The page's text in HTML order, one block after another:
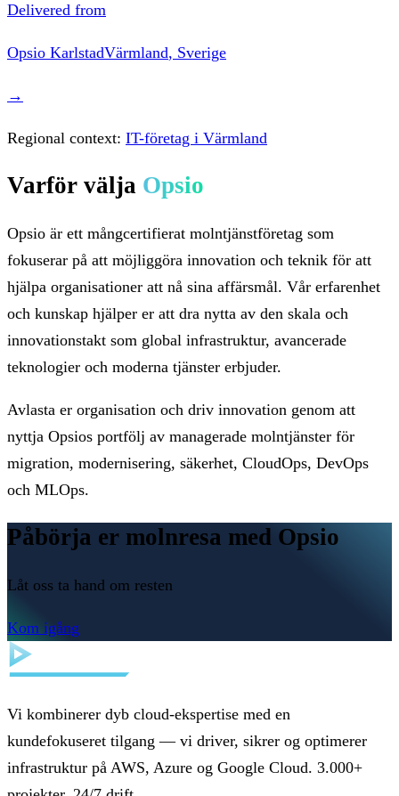
Delivered from
Opsio KarlstadVärmland, Sverige
→
Regional context: IT-företag i Värmland
Varför välja Opsio
Opsio är ett mångcertifierat molntjänstföretag som
fokuserar på att möjliggöra innovation och teknik för att
hjälpa organisationer att nå sina affärsmål. Vår erfarenhet
och kunskap hjälper er att dra nytta av den skala och
innovationstakt som global infrastruktur, avancerade
teknologier och moderna tjänster erbjuder.
Avlasta er organisation och driv innovation genom att
nyttja Opsios portfölj av managerade molntjänster för
migration, modernisering, säkerhet, CloudOps, DevOps
och MLOps.
Påbörja er molnresa med Opsio
Låt oss ta hand om resten
Kom igång
Vi kombinerer dyb cloud-ekspertise med en
kundefokuseret tilgang — vi driver, sikrer og optimerer
infrastruktur på AWS, Azure og Google Cloud. 3.000+